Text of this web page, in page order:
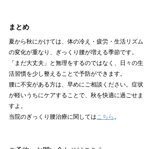
まとめ
夏から秋にかけては、体の冷え・疲労・生活リズム
の変化が重なり、ぎっくり腰が増える季節です。
「まだ大丈夫」と無理をするのではなく、日々の生
活習慣を少し整えることで予防ができます。
腰に不安がある方は、早めにご相談ください。症状
が軽いうちにケアすることで、秋を快適に過ごせま
すよ。
当院のぎっくり腰治療に関しては こちら 。